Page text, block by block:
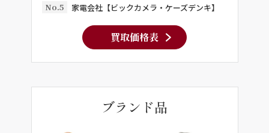
No.5
家電会社【ビックカメラ・ケーズデンキ】
買取価格表
ブランド品